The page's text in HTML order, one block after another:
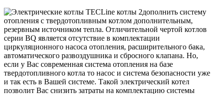
дополнить систему
отопления с твердотопливным котлом дополнительным,
резервным источником тепла. Отличительной чертой котлов
серии BQ является отсутствие в комплектации
циркуляционного насоса отопления, расширительного бака,
автоматического развоздушника и сбросного клапана. Но,
если у Вас современная система отопления на базе
твердотопливного котла то насос и система безопасности уже
и так есть в Вашей системе. Такой электрический котел
позволит Вас снизить затраты на комплектацию системы